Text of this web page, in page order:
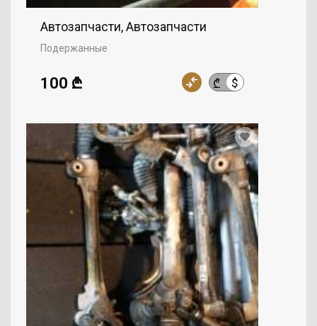
Автозапчасти, Автозапчасти
Подержанные
₾ $
100 ₾